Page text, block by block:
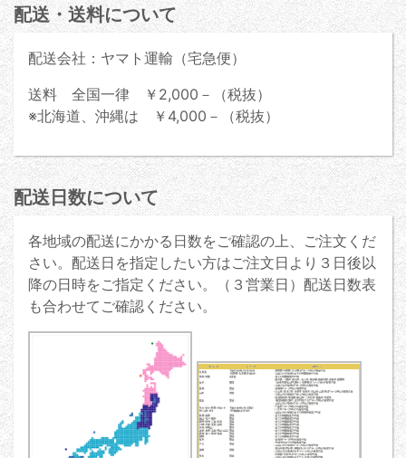
配送・送料について
配送会社：ヤマト運輸（宅急便）
送料 全国一律 ￥2,000－（税抜）
※北海道、沖縄は ￥4,000－（税抜）
配送日数について
各地域の配送にかかる日数をご確認の上、ご注文くだ
さい。配送日を指定したい方はご注文日より３日後以
降の日時をご指定ください。（３営業日）配送日数表
も合わせてご確認ください。